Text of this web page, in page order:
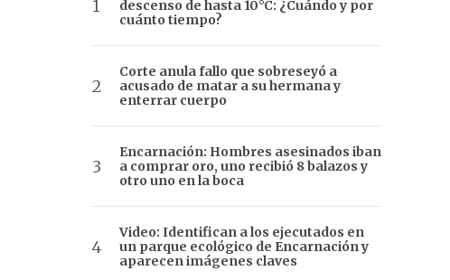
descenso de hasta 10°C: ¿Cuándo y por
cuánto tiempo?
Corte anula fallo que sobreseyó a
acusado de matar a su hermana y
enterrar cuerpo
Encarnación: Hombres asesinados iban
a comprar oro, uno recibió 8 balazos y
otro uno en la boca
Video: Identifican a los ejecutados en
un parque ecológico de Encarnación y
aparecen imágenes claves